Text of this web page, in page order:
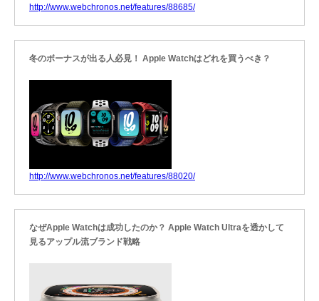
http://www.webchronos.net/features/88685/
冬のボーナスが出る人必見！ Apple Watchはどれを買うべき？
http://www.webchronos.net/features/88020/
なぜApple Watchは成功したのか？ Apple Watch Ultraを透かして
見るアップル流ブランド戦略